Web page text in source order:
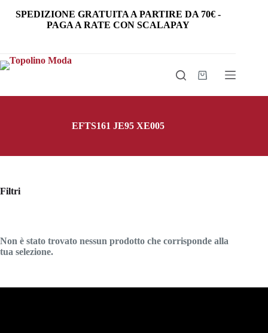
SPEDIZIONE GRATUITA A PARTIRE DA 70€ -
PAGA A RATE CON SCALAPAY
Carrello
EFTS161 JE95 XE005
Non è stato trovato nessun prodotto che corrisponde alla
tua selezione.
Filtri